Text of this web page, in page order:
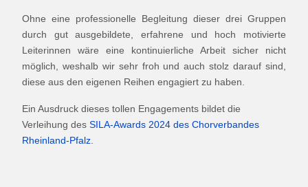
Ohne eine professionelle Begleitung dieser drei Gruppen
durch gut ausgebildete, erfahrene und hoch motivierte
Leiterinnen wäre eine kontinuierliche Arbeit sicher nicht
möglich, weshalb wir sehr froh und auch stolz darauf sind,
diese aus den eigenen Reihen engagiert zu haben.
Ein Ausdruck dieses tollen Engagements bildet die
Verleihung des SILA-Awards 2024 des Chorverbandes
Rheinland-Pfalz